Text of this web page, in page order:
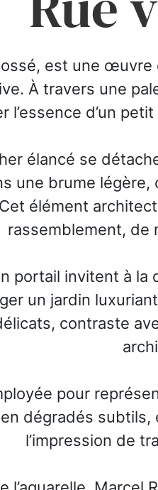
est une
À travers une
l’essence d’un
élancé se
une brume
élément
rassemblement, de
portail invitent à
un jardin
contraste
pour
dégradés
l’impression de